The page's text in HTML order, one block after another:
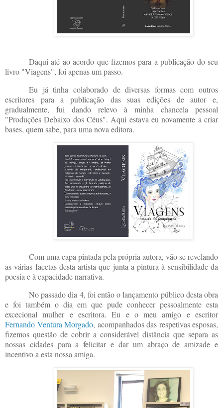
Daqui até ao acordo que fizemos para a publicação do seu
livro "Viagens", foi apenas um passo.
Eu já tinha colaborado de diversas formas com outros
escritores para a publicação das suas edições de autor e,
gradualmente, fui dando relevo à minha chancela pessoal
"Produções Debaixo dos Céus". Aqui estava eu novamente a criar
bases, quem sabe, para uma nova editora.
Com uma capa pintada pela própria autora, vão se revelando
as várias facetas desta artista que junta a pintura à sensibilidade da
poesia e à capacidade narrativa.
No passado dia 4, foi então o lançamento público desta obra
e foi também o dia em que pude conhecer pessoalmente esta
excecional mulher e escritora. Eu e o meu amigo e escritor
Fernando Ventura Morgado, acompanhados das respetivas esposas,
fizemos questão de cobrir a considerável distância que separa as
nossas cidades para a felicitar e dar um abraço de amizade e
incentivo a esta nossa amiga.